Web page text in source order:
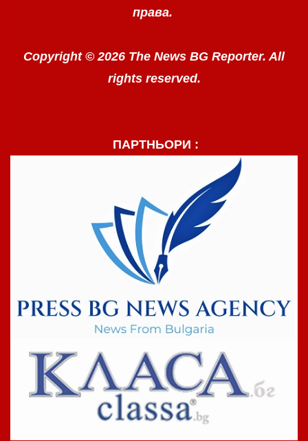
права.
Copyright © 2026 The News BG Reporter. All
rights reserved.
ПАРТНЬОРИ :